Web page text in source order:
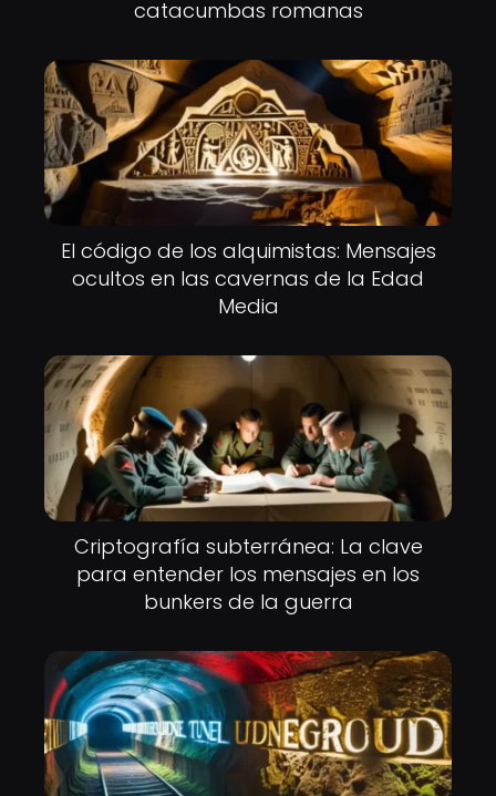
catacumbas romanas
El código de los alquimistas: Mensajes
ocultos en las cavernas de la Edad
Media
Criptografía subterránea: La clave
para entender los mensajes en los
bunkers de la guerra